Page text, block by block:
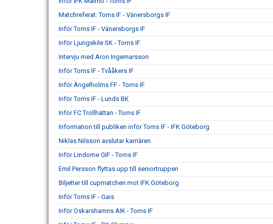
Matchreferat: Torns IF - Vänersborgs IF
Inför Torns IF - Vänersborgs IF
Inför Ljungskile SK - Torns IF
Intervju med Aron Ingemarsson
Inför Torns IF - Tvååkers IF
Inför Ängelholms FF - Torns IF
Inför Torns IF - Lunds BK
Inför FC Trollhättan - Torns IF
Information till publiken inför Torns IF - IFK Göteborg
Niklas Nilsson avslutar karriären
Inför Lindome GIF - Torns IF
Emil Persson flyttas upp till seniortruppen
Biljetter till cupmatchen mot IFK Göteborg
Inför Torns IF - Gais
Inför Oskarshamns AIK - Torns IF